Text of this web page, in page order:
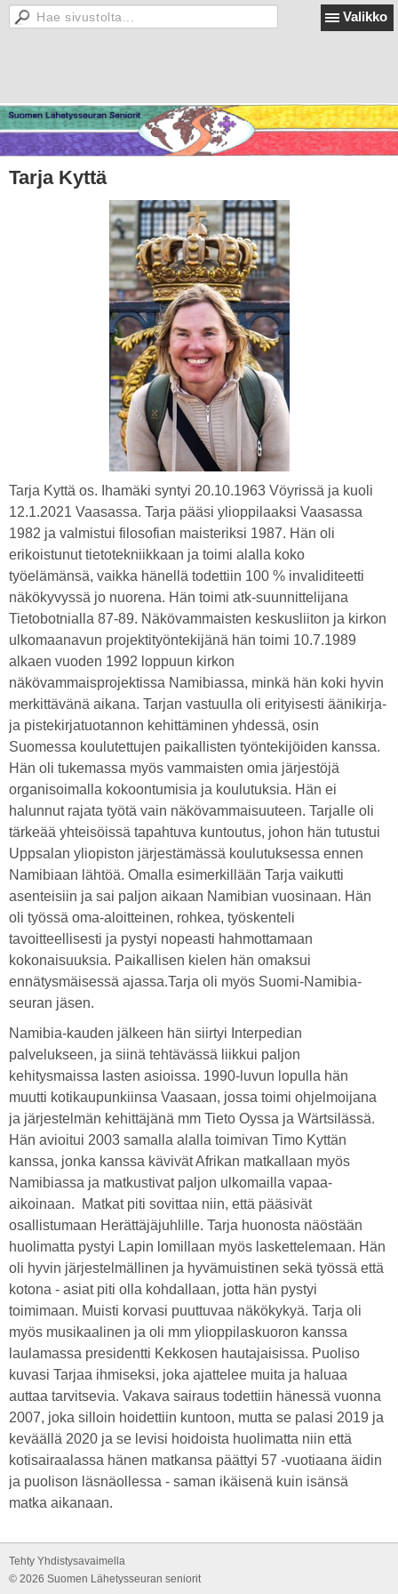
Valikko
Tarja Kyttä
Tarja Kyttä os. Ihamäki syntyi 20.10.1963 Vöyrissä ja kuoli
12.1.2021 Vaasassa. Tarja pääsi ylioppilaaksi Vaasassa
1982 ja valmistui filosofian maisteriksi 1987. Hän oli
erikoistunut tietotekniikkaan ja toimi alalla koko
työelämänsä, vaikka hänellä todettiin 100 % invaliditeetti
näkökyvyssä jo nuorena. Hän toimi atk-suunnittelijana
Tietobotnialla 87-89. Näkövammaisten keskusliiton ja kirkon
ulkomaanavun projektityöntekijänä hän toimi 10.7.1989
alkaen vuoden 1992 loppuun kirkon
näkövammaisprojektissa Namibiassa, minkä hän koki hyvin
merkittävänä aikana. Tarjan vastuulla oli erityisesti äänikirja-
ja pistekirjatuotannon kehittäminen yhdessä, osin
Suomessa koulutettujen paikallisten työntekijöiden kanssa.
Hän oli tukemassa myös vammaisten omia järjestöjä
organisoimalla kokoontumisia ja koulutuksia. Hän ei
halunnut rajata työtä vain näkövammaisuuteen. Tarjalle oli
tärkeää yhteisöissä tapahtuva kuntoutus, johon hän tutustui
Uppsalan yliopiston järjestämässä koulutuksessa ennen
Namibiaan lähtöä. Omalla esimerkillään Tarja vaikutti
asenteisiin ja sai paljon aikaan Namibian vuosinaan. Hän
oli työssä oma-aloitteinen, rohkea, työskenteli
tavoitteellisesti ja pystyi nopeasti hahmottamaan
kokonaisuuksia. Paikallisen kielen hän omaksui
ennätysmäisessä ajassa.Tarja oli myös Suomi-Namibia-
seuran jäsen.
Namibia-kauden jälkeen hän siirtyi Interpedian
palvelukseen, ja siinä tehtävässä liikkui paljon
kehitysmaissa lasten asioissa. 1990-luvun lopulla hän
muutti kotikaupunkiinsa Vaasaan, jossa toimi ohjelmoijana
ja järjestelmän kehittäjänä mm Tieto Oyssa ja Wärtsilässä.
Hän avioitui 2003 samalla alalla toimivan Timo Kyttän
kanssa, jonka kanssa kävivät Afrikan matkallaan myös
Namibiassa ja matkustivat paljon ulkomailla vapaa-
aikoinaan. Matkat piti sovittaa niin, että pääsivät
osallistumaan Herättäjäjuhlille. Tarja huonosta näöstään
huolimatta pystyi Lapin lomillaan myös laskettelemaan. Hän
oli hyvin järjestelmällinen ja hyvämuistinen sekä työssä että
kotona - asiat piti olla kohdallaan, jotta hän pystyi
toimimaan. Muisti korvasi puuttuvaa näkökykyä. Tarja oli
myös musikaalinen ja oli mm ylioppilaskuoron kanssa
laulamassa presidentti Kekkosen hautajaisissa. Puoliso
kuvasi Tarjaa ihmiseksi, joka ajattelee muita ja haluaa
auttaa tarvitsevia. Vakava sairaus todettiin hänessä vuonna
2007, joka silloin hoidettiin kuntoon, mutta se palasi 2019 ja
keväällä 2020 ja se levisi hoidoista huolimatta niin että
kotisairaalassa hänen matkansa päättyi 57 -vuotiaana äidin
ja puolison läsnäollessa - saman ikäisenä kuin isänsä
matka aikanaan.
Tehty Yhdistysavaimella
© 2026 Suomen Lähetysseuran seniorit